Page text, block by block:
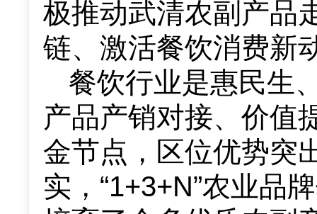
极推动武清农副产品
链、激活餐饮消费新
餐饮行业是惠民生
产品产销对接、价值
金节点，区位优势突
实， “1+3+N”农业品